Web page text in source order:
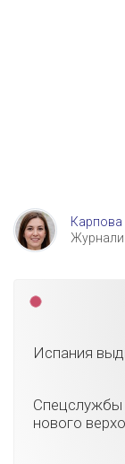
Карпова
Испания
нового